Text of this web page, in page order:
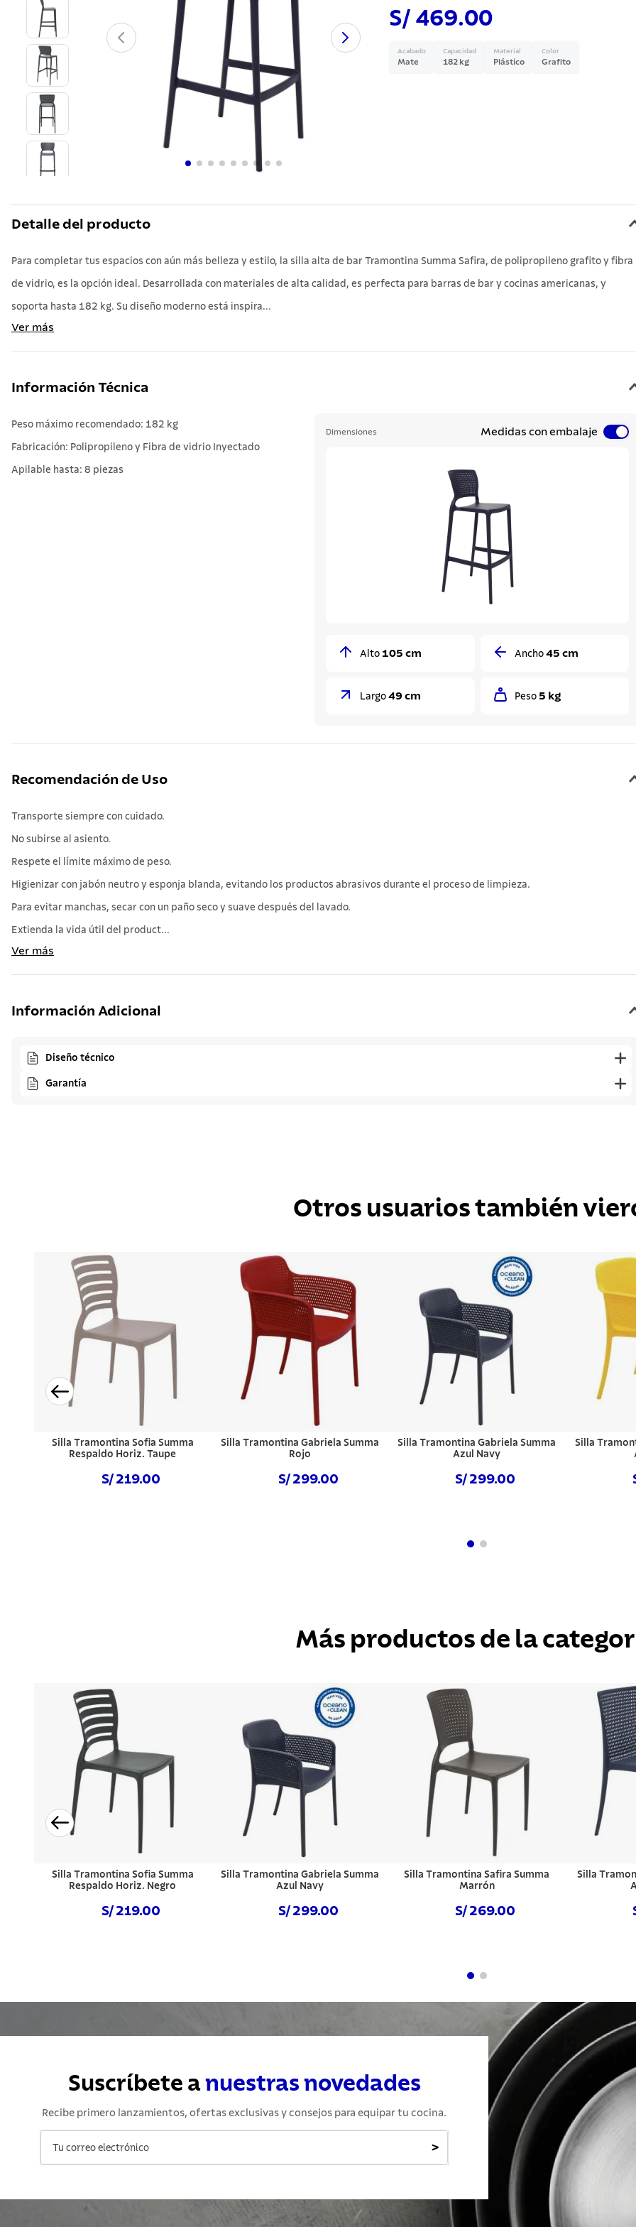
S/ 469.00
Acabado
Mate
Capacidad
182 kg
Material
Plástico
Color
Grafito
Detalle del producto
Para completar tus espacios con aún más belleza y estilo, la silla alta de bar Tramontina Summa Safira, de polipropileno grafito y fibra
de vidrio, es la opción ideal. Desarrollada con materiales de alta calidad, es perfecta para barras de bar y cocinas americanas, y
soporta hasta 182 kg. Su diseño moderno está inspira...
Ver más
Información Técnica
Peso máximo recomendado: 182 kg
Fabricación: Polipropileno y Fibra de vidrio Inyectado
Apilable hasta: 8 piezas
Dimensiones Medidas con embalaje
Alto 105 cm Ancho 45 cm
Largo 49 cm Peso 5 kg
Recomendación de Uso
Transporte siempre con cuidado.
No subirse al asiento.
Respete el límite máximo de peso.
Higienizar con jabón neutro y esponja blanda, evitando los productos abrasivos durante el proceso de limpieza.
Para evitar manchas, secar con un paño seco y suave después del lavado.
Extienda la vida útil del product...
Ver más
Información Adicional
Diseño técnico
Garantía
Otros usuarios también
Silla Tramontina Sofia Summa
Respaldo Horiz. Taupe
S/ 219.00
Silla Tramontina Gabriela Summa
Rojo
S/ 299.00
Silla Tramontina Gabriela Summa
Azul Navy
S/ 299.00
Silla
Más productos de la
Silla Tramontina Sofia Summa
Respaldo Horiz. Negro
S/ 219.00
Silla Tramontina Gabriela Summa
Azul Navy
S/ 299.00
Silla Tramontina Safira Summa
Marrón
S/ 269.00
Silla
Suscríbete anuestras novedades
Recibe primero lanzamientos, ofertas exclusivas y consejos para equipar tu cocina.
>
grano